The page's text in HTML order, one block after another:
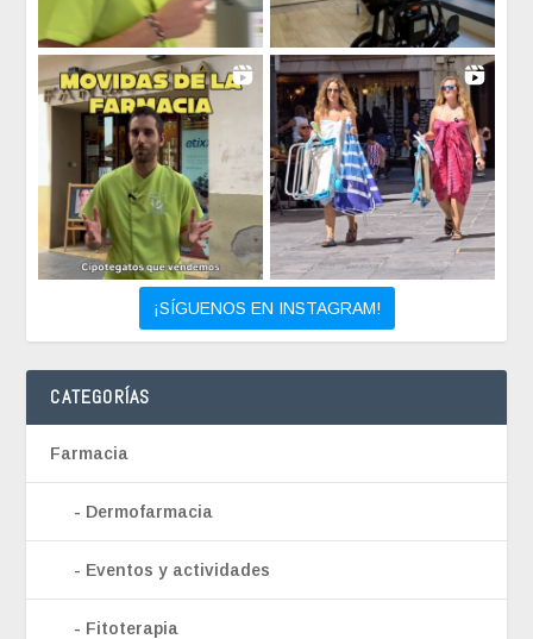
¡SÍGUENOS EN INSTAGRAM!
CATEGORÍAS
Farmacia
Dermofarmacia
Eventos y actividades
Fitoterapia